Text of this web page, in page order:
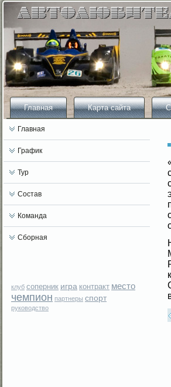
Главная Карта сайта
Главная
График
Тур
Состав
Команда
Сборная
клуб соперник игра контракт место
чемпион партнеры спорт
руководство